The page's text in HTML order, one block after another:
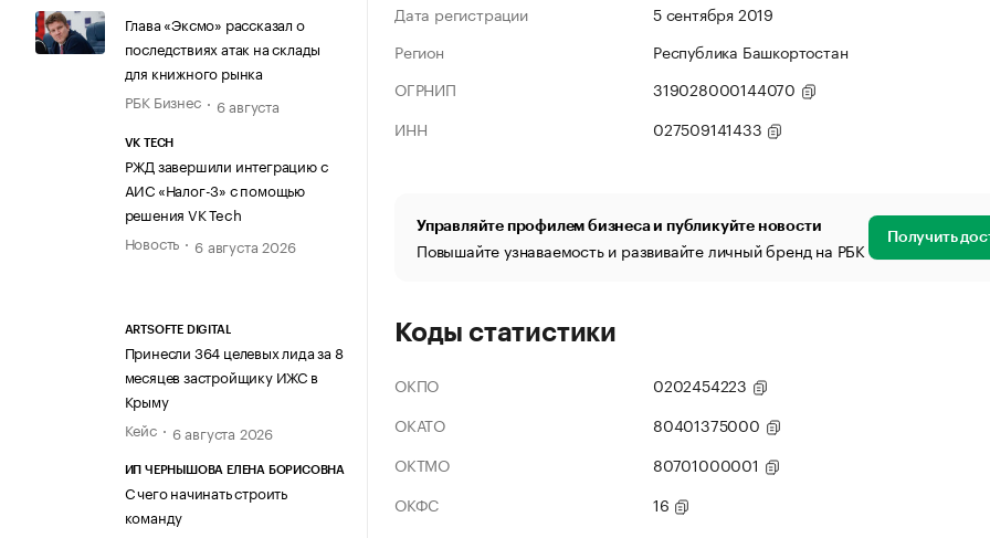
Глава «Эксмо» рассказал о
последствиях атак на склады
для книжного рынка
РБК Бизнес
6 августа
VK TECH
РЖД завершили интеграцию с
АИС «Налог-3» с помощью
решения VK Tech
Новость
6 августа 2026
ARTSOFTE DIGITAL
Принесли 364 целевых лида за 8
месяцев застройщику ИЖС в
Крыму
Кейс
6 августа 2026
ИП ЧЕРНЫШОВА ЕЛЕНА БОРИСОВНА
С чего начинать строить
команду
Дата регистрации
5 сентября 2019
Регион
Республика Башкортостан
ОГРНИП
319028000144070
ИНН
027509141433
Управляйте профилем бизнеса и публикуйте новости
Повышайте узнаваемость и развивайте личный бренд на РБК Получить
Коды статистики
ОКПО
0202454223
ОКАТО
80401375000
ОКТМО
80701000001
ОКФС
16